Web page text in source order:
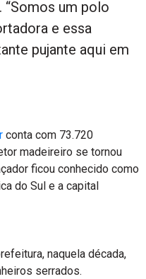
um polo
e essa
pujante aqui em
conta com 73.720
madeireiro se tornou
ficou conhecido como
do Sul e a capital
naquela década,
serrados.